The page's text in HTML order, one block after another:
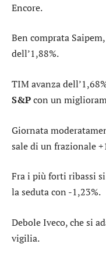
Encore.
Ben comprata Saipem
dell’1,88%.
TIMavanza
S&Pcon un
Giornata
sale di un frazionale
Fra i più forti ribassi
la seduta con -1,23%.
DeboleIveco, che si
vigilia.